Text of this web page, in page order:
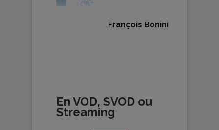
François Bonini
En VOD, SVOD ou
Streaming